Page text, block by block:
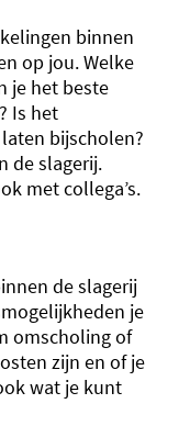
binnen
op jou. Welke
je het beste
Is het
bijscholen?
de slagerij.
met collega’s.
de slagerij
je
omscholing of
zijn en of je
wat je kunt